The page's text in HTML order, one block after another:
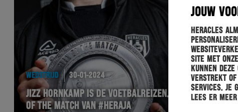
JOUW
Heracles
site met
kunnen
verstrekt of
services. Je
Lees er
WEDSTRIJD 30-01-2024
JIZZ HORNKAMP IS DE VOETBALREIZEN.COM MAN
OF THE MATCH VAN #HERAJA